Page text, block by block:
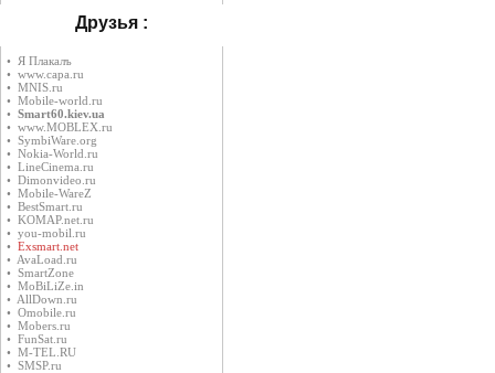
Друзья :
• Я Плакалъ
• www.capa.ru
• MNIS.ru
• Mobile-world.ru
• Smart60.kiev.ua
• www.MOBLEX.ru
• SymbiWare.org
• Nokia-World.ru
• LineCinema.ru
• Dimonvideo.ru
• Mobile-WareZ
• BestSmart.ru
• KOMAP.net.ru
• you-mobil.ru
• Exsmart.net
• AvaLoad.ru
• SmartZone
• MoBiLiZe.in
• AllDown.ru
• Оmobile.ru
• Mobers.ru
• FunSat.ru
• M-TEL.RU
• SMSP.ru